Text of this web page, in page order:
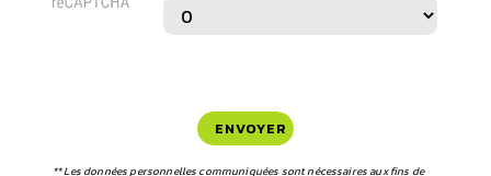
ENVOYER
** Les données personnelles communiquées sont nécessaires aux fins de